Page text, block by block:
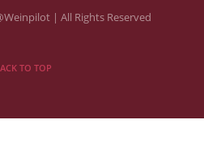
| All Rights Reserved
TO TOP